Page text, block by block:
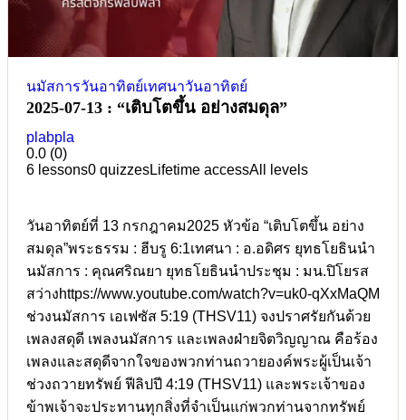
นมัสการวันอาทิตย์เทศนาวันอาทิตย์
2025-07-13 : “เติบโตขึ้น อย่างสมดุล”
plabpla
0.0 (0)
6 lessons0 quizzesLifetime accessAll levels
วันอาทิตย์ที่ 13 กรกฎาคม2025 หัวข้อ “เติบโตขึ้น อย่าง
สมดุล”พระธรรม : ฮีบรู 6:1เทศนา : อ.อดิศร ยุทธโยธินนำ
นมัสการ : คุณศริณยา ยุทธโยธินนำประชุม : มน.ปิโยรส
สว่างhttps://www.youtube.com/watch?v=uk0-qXxMaQM
ช่วงนมัสการ เอเฟซัส 5:19 (THSV11) จงปราศรัยกันด้วย
เพลงสดุดี เพลงนมัสการ และเพลงฝ่ายจิตวิญญาณ คือร้อง
เพลงและสดุดีจากใจของพวกท่านถวายองค์พระผู้เป็นเจ้า
ช่วงถวายทรัพย์ ฟีลิปปี 4:19 (THSV11) และพระเจ้าของ
ข้าพเจ้าจะประทานทุกสิ่งที่จำเป็นแก่พวกท่านจากทรัพย์